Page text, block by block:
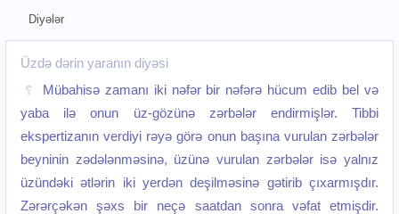
Diyələr
Üzdə dərin yaranın diyəsi
Mübahisə zamanı iki nəfər bir nəfərə hücum edib bel və
yaba ilə onun üz-gözünə zərbələr endirmişlər. Tibbi
ekspertizanın verdiyi rəyə görə onun başına vurulan zərbələr
beyninin zədələnməsinə, üzünə vurulan zərbələr isə yalnız
üzündəki ətlərin iki yerdən deşilməsinə gətirib çıxarmışdır.
Zərərçəkən şəxs bir neçə saatdan sonra vəfat etmişdir.